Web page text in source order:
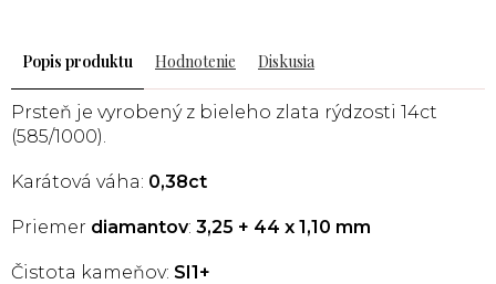
Popis Hodnotenie Diskusia
Prsteň je vyrobený z bieleho zlata rýdzosti 14ct
(585/1000).
Karátová váha: 0,38ct
Priemer diamantov: 3,25 + 44 x 1,10 mm
Čistota kameňov: SI1+